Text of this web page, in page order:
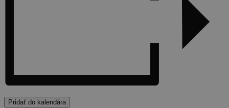
Pridať do kalendára